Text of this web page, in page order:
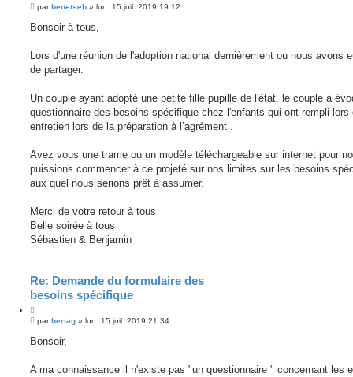
r a
a
é
M
s
g
n
l
u
parbenetseb » lun. 15 juil. 2019 19:12
Bonsoir à tous,
Lors d'une réunion de l'adoption national dernièrement ou nous avons
de partager.
Un couple ayant adopté une petite fille pupille de l'état, le couple à
questionnaire des besoins spécifique chez l'enfants qui ont rempli lors
entretien lors de la préparation à l’agrément .
Avez vous une trame ou un modèle téléchargeable sur internet pour
puissions commencer à ce projeté sur nos limites sur les besoins
aux quel nous serions prêt à assumer.
Merci de votre retour à tous
Belle soirée à tous
Sébastien & Benjamin
Re: Demande du formulaire des
besoins spécifique
M
s
g
parbertag » lun. 15 juil. 2019 21:34
Bonsoir,
A ma connaissance il n'existe pas "un questionnaire " concernant les